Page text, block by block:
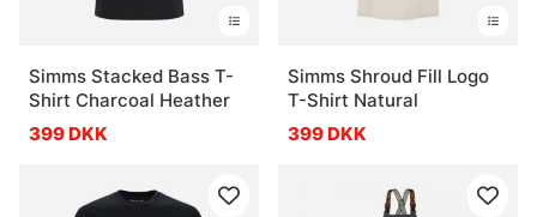
Simms Stacked Bass T-
Shirt Charcoal Heather
399 DKK
Simms Shroud Fill Logo
T-Shirt Natural
399 DKK